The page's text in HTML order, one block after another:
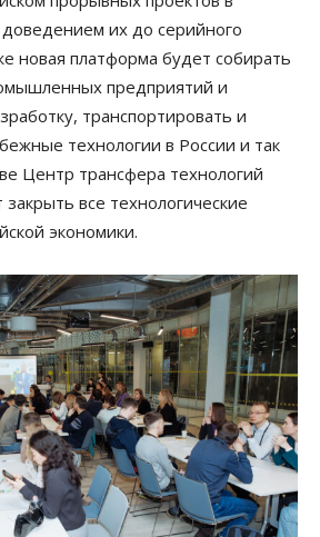
доведением их до серийного
новая платформа будет собирать
предприятий и
транспортировать и
технологии в России и так
Центр трансфера технологий
все технологические
экономики.